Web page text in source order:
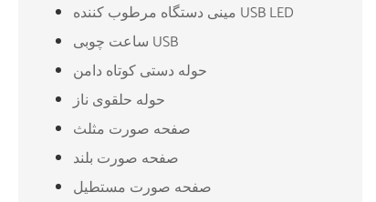
مینی دستگاه مرطوب کننده USB LED
ساعت چوبی USB
حوله دستی کوتاه دامن
حوله حلقوی ناز
صفحه صورت مثلث
صفحه صورت بلند
صفحه صورت مستطیل